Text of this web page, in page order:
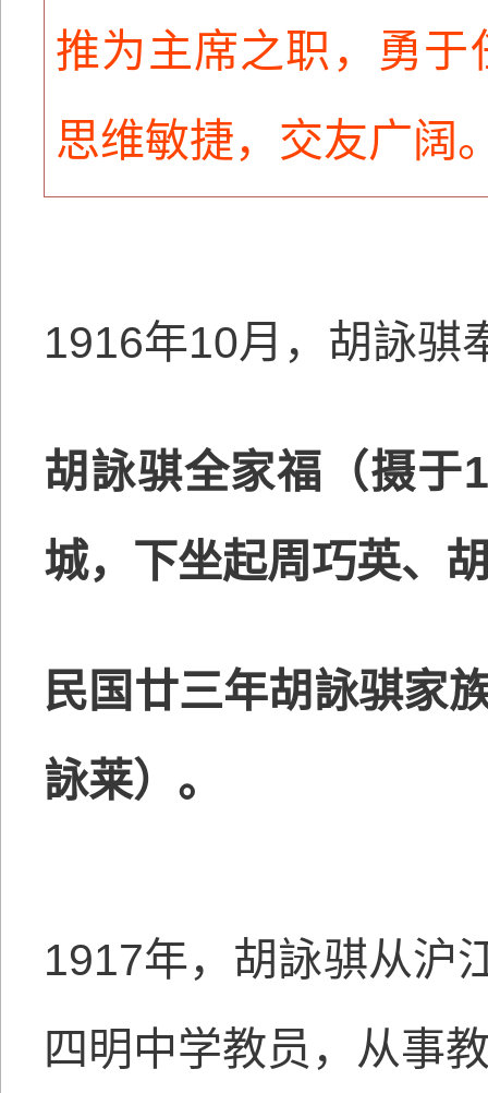
推为主席之职，勇
思维敏捷，交友广阔
1916年10月，胡詠骐
胡詠骐全家福（摄于
城，下坐起周巧英、
民国廿三年胡詠骐家
詠莱）。
1917年，胡詠骐从沪
四明中学教员，从事